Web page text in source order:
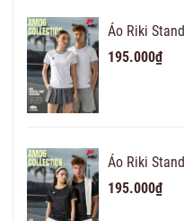
Áo Riki
195.000₫
Áo Riki
195.000₫